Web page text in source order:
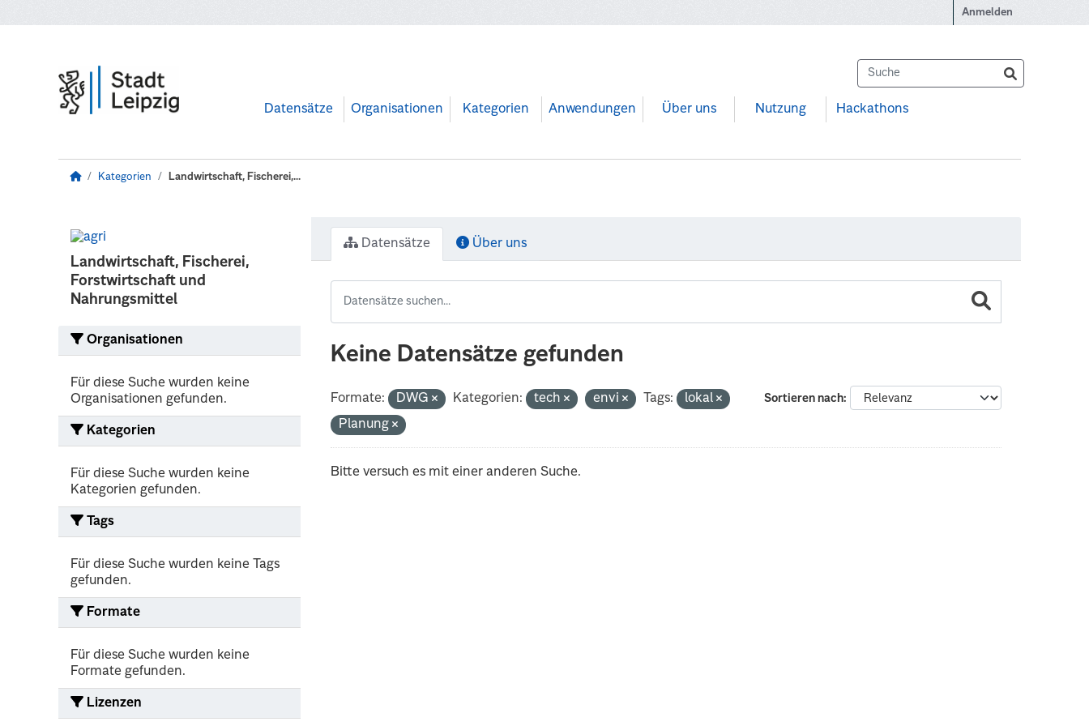
Anmelden
Datensätze Organisationen Kategorien Anwendungen Über uns Nutzung Hackathons
Kategorien Landwirtschaft, Fischerei,...
Landwirtschaft, Fischerei,
Forstwirtschaft und
Nahrungsmittel
Organisationen
Für diese Suche wurden keine
Organisationen gefunden.
Kategorien
Für diese Suche wurden keine
Kategorien gefunden.
Tags
Für diese Suche wurden keine Tags
gefunden.
Formate
Für diese Suche wurden keine
Formate gefunden.
Lizenzen
Datensätze Über uns
Keine Datensätze gefunden
Sortieren nach
Formate: DWG Kategorien: tech envi Tags:
lokal
Planung
Bitte versuch es mit einer anderen Suche.